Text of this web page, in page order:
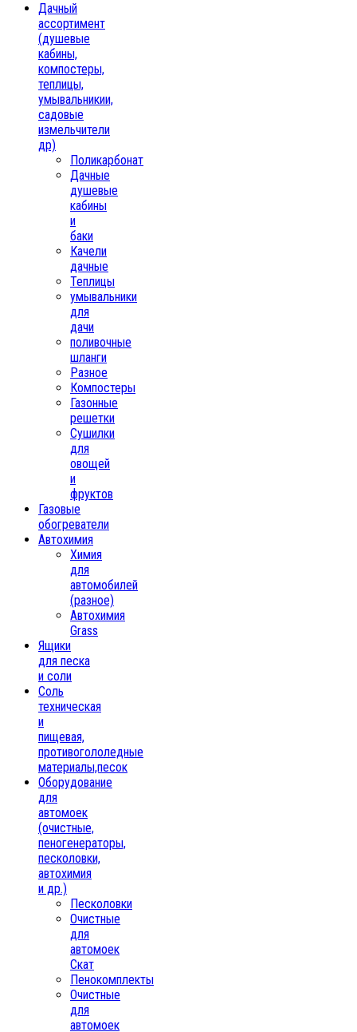
Дачный
ассортимент
(душевые
кабины,
компостеры,
теплицы,
умывальникии,
садовые
измельчители
др)
Поликарбонат
Дачные
душевые
кабины
и
баки
Качели
дачные
Теплицы
умывальники
для
дачи
поливочные
шланги
Разное
Компостеры
Газонные
решетки
Сушилки
для
овощей
и
фруктов
Газовые
обогреватели
Автохимия
Химия
для
автомобилей
(разное)
Автохимия
Grass
Ящики
для песка
и соли
Соль
техническая
и
пищевая,
противогололедные
материалы,песок
Oборудование
для
автомоек
(очистные,
пеногенераторы,
песколовки,
автохимия
и др.)
Песколовки
Очистные
для
автомоек
Скат
Пенокомплекты
Очистные
для
автомоек